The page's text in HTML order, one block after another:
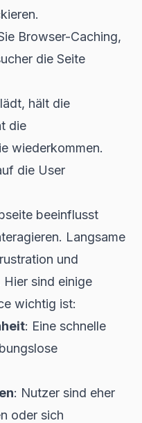
Browser-Caching,
die Seite
hält die
die
wiederkommen.
die User
beeinflusst
Langsame
und
sind einige
wichtig ist:
: Eine schnelle
: Nutzer sind eher
oder sich